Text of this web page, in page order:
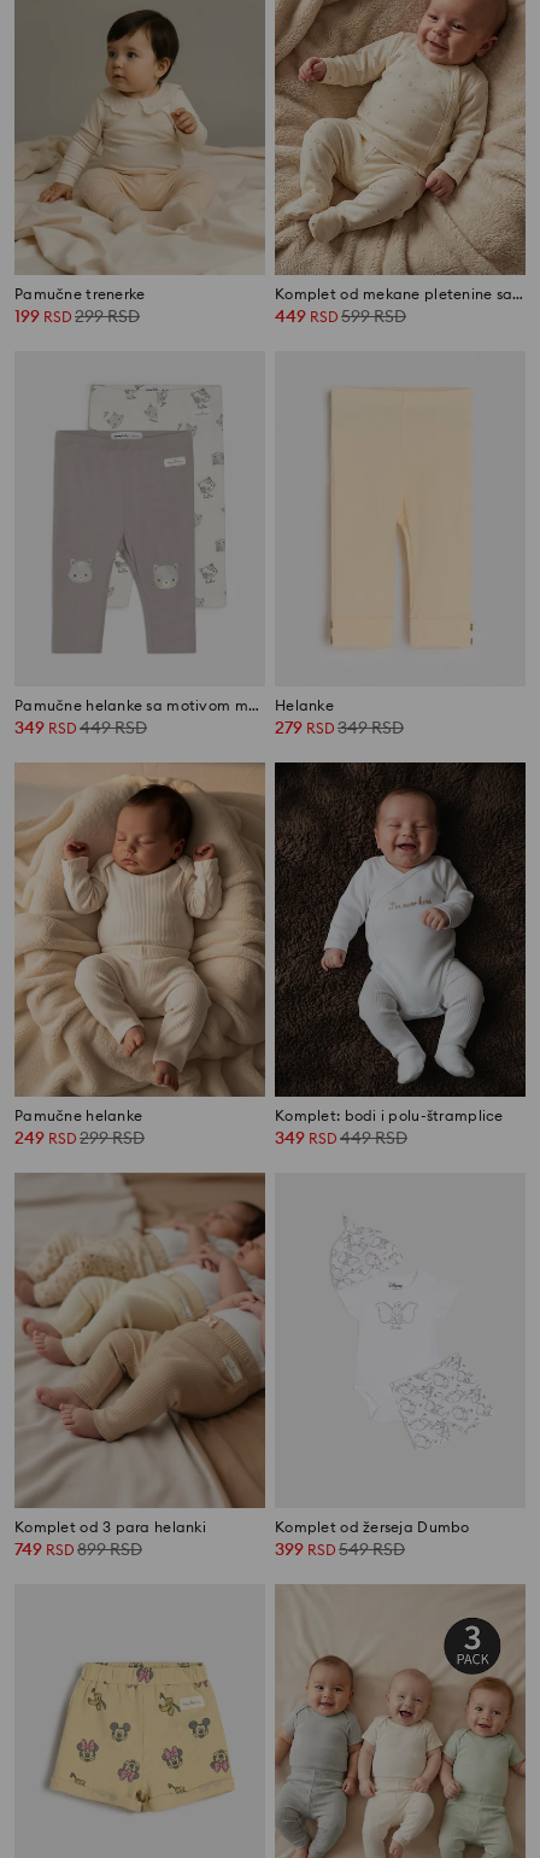
Pamučne trenerke
199 RSD 299RSD
Komplet od mekane pletenine sa preklopnim kopčanjem
449 RSD 599RSD
Pamučne helanke sa motivom mačaka
349 RSD 449RSD
Helanke
279 RSD 349RSD
Pamučne helanke
249 RSD 299RSD
Komplet: bodi i polu-štramplice
349 RSD 449RSD
Komplet od 3 para helanki
749 RSD 899RSD
Komplet od žerseja Dumbo
399 RSD 549RSD